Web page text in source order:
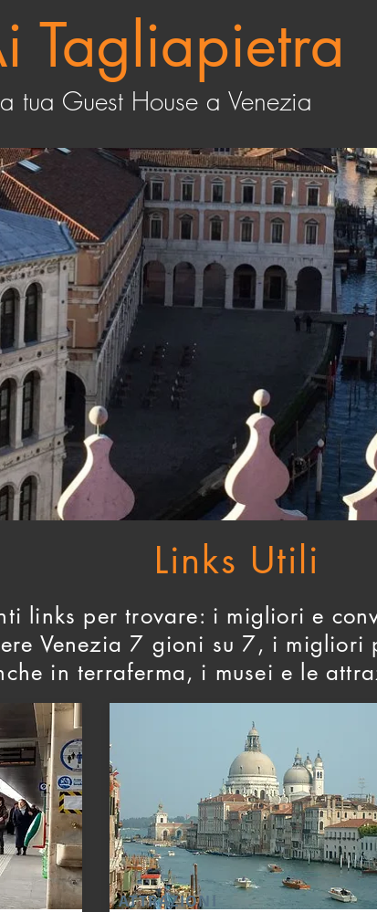
Tagliapietra
tua Guest House a Venezia
PRENOTA
Links Utili
links per trovare: i migliori e
Venezia 7 gioni su 7, i migliori
in terraferma, i musei e le
ATTRAZIONI